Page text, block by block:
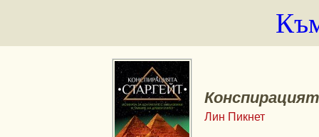
Лин Пикнет